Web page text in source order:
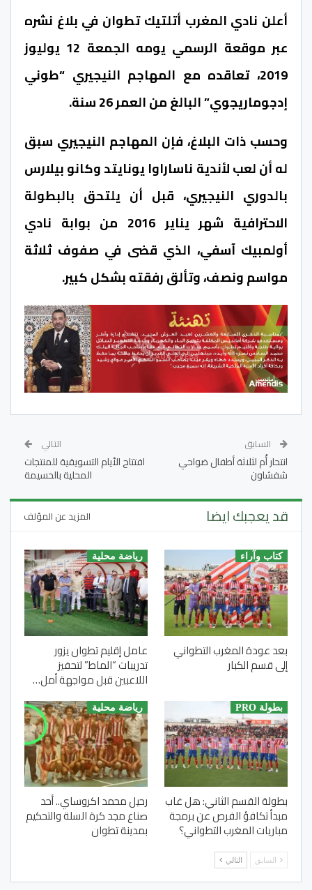
أعلن نادي المغرب أتلتيك تطوان في بلاغ نشره
عبر موقعة الرسمي يومه الجمعة 12 يوليوز
2019، تعاقده مع المهاجم النيجيري “طوني
إدجوماريجوي” البالغ من العمر 26 سنة.
وحسب ذات البلاغ، فإن المهاجم النيجيري سبق
له أن لعب لأندية ناساراوا يونايتد وكانو بيلارس
بالدوري النيجيري، قبل أن يلتحق بالبطولة
الاحترافية شهر يناير 2016 من بوابة نادي
أولمبيك آسفي، الذي قضى في صفوف ثلاثة
مواسم ونصف، وتألق رفقته بشكل كبير.
السابق
انتحار أُم لثلاثة أطفال ضواحي
شفشاون
التالي
افتتاح الأيام التسويقية للمنتجات
المحلية بالحسيمة
قد يعجبك ايضا المزيد عن المؤلف
كتاب وآراء
بعد عودة المغرب التطواني
إلى قسم الكبار
رياضة محلية
عامل إقليم تطوان يزور
تدريبات “الماط” لتحفيز
اللاعبين قبل مواجهة أمل…
بطولة PRO
بطولة القسم الثاني: هل غاب
مبدأ تكافؤ الفرص عن برمجة
مباريات المغرب التطواني؟
رياضة محلية
رحيل محمد اكروساي.. أحد
صناع مجد كرة السلة والتحكيم
بمدينة تطوان
السابق التالي